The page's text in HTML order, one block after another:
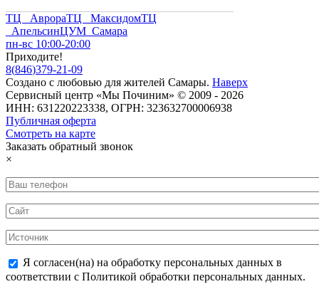
ТЦ АврораТЦ МаксидомТЦ
АпельсинЦУМ Самара
пн-вс 10:00-20:00
Приходите!
8(846)379-21-09
Создано с любовью для жителей Самары. Наверх
Сервисный центр «Мы Починим» © 2009 - 2026
ИНН: 631220223338, ОГРН: 323632700006938
Публичная оферта
Смотреть на карте
Заказать обратный звонок
×
Я согласен(на) на обработку персональных данных в
соответствии с Политикой обработки персональных данных.